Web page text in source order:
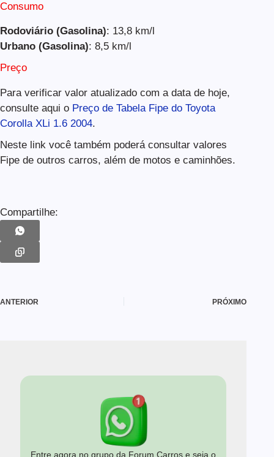
Consumo
Rodoviário (Gasolina): 13,8 km/l
Urbano (Gasolina): 8,5 km/l
Preço
Para verificar valor atualizado com a data de hoje,
consulte aqui o Preço de Tabela Fipe do Toyota
Corolla XLi 1.6 2004.
Neste link você também poderá consultar valores
Fipe de outros carros, além de motos e caminhões.
Compartilhe:
ANTERIOR PRÓXIMO
Entre agora no grupo da Forum Carros e seja o